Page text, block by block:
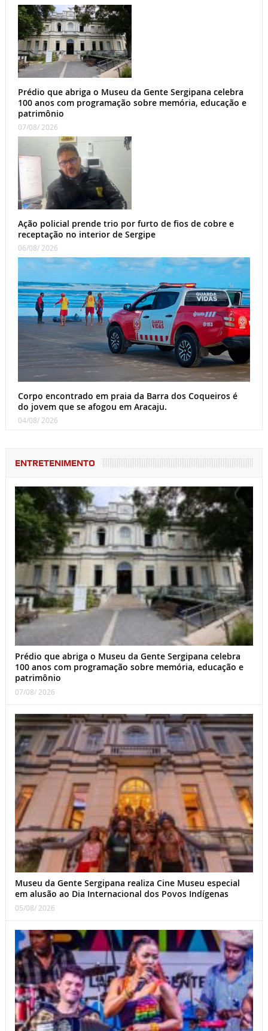
Prédio que abriga o Museu da Gente Sergipana celebra
100 anos com programação sobre memória, educação e
patrimônio
07/08/ 2026
Ação policial prende trio por furto de fios de cobre e
receptação no interior de Sergipe
06/08/ 2026
Corpo encontrado em praia da Barra dos Coqueiros é
do jovem que se afogou em Aracaju.
04/08/ 2026
ENTRETENIMENTO
Prédio que abriga o Museu da Gente Sergipana celebra
100 anos com programação sobre memória, educação e
patrimônio
07/08/ 2026
Museu da Gente Sergipana realiza Cine Museu especial
em alusão ao Dia Internacional dos Povos Indígenas
05/08/ 2026